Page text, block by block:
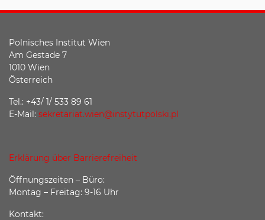
Polnisches Institut Wien
Am Gestade 7
1010 Wien
Österreich
Tel.: +43/ 1/ 533 89 61
E-Mail: sekretariat.wien@instytutpolski.pl
Erklärung über Barrierefreiheit
Öffnungszeiten – Büro:
Montag – Freitag: 9-16 Uhr
Kontakt: